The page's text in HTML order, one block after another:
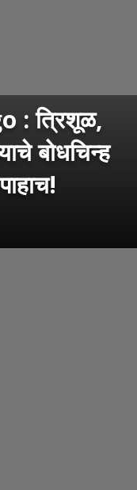
: त्रिशूळ,
बोधचिन्ह